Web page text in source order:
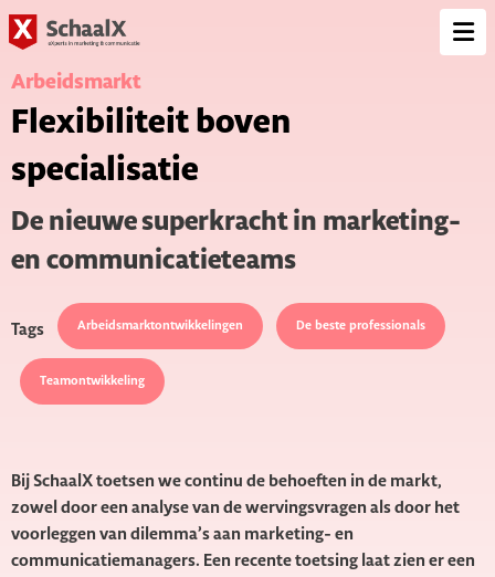
Arbeidsmarkt
Flexibiliteit boven
specialisatie
De nieuwe superkracht in marketing-
en communicatieteams
Tags Arbeidsmarktontwikkelingen De beste professionals
Teamontwikkeling
Bij SchaalX toetsen we continu de behoeften in de markt,
zowel door een analyse van de wervingsvragen als door het
voorleggen van dilemma’s aan marketing- en
communicatiemanagers. Een recente toetsing laat zien er een